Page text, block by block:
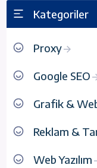
Kategoriler
Proxy
Google SEO
Grafik &
Reklam &
Web Yazılım